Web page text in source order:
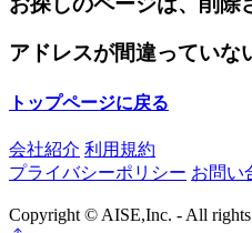
アドレスが間違っていな
トップページに戻る
会社紹介 利用規約
プライバシーポリシー お問い
Copyright © AISE,Inc. - All rights